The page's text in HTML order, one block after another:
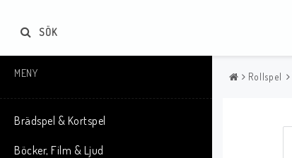
SÖK
MENY
Brädspel & Kortspel
Böcker, Film & Ljud
Rollspel